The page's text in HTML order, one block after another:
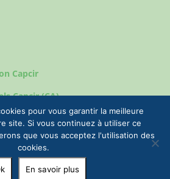
Capcir
Capcir (CA)
& Commune de Formiguères |
+33(0)4 68 04 47 35
pour vous garantir la meilleure
site. Si vous continuez à utiliser ce
que vous acceptez l'utilisation des
cookies.
En savoir plus